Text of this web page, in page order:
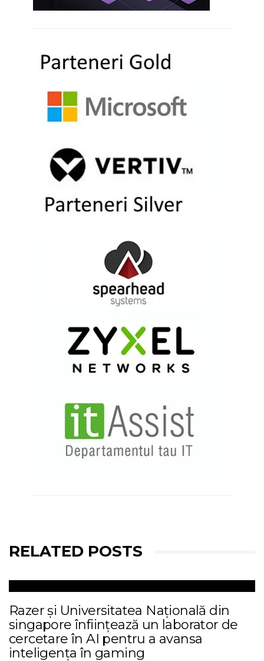
RELATED POSTS
Razer și Universitatea Națională din
singapore înființează un laborator de
cercetare în AI pentru a avansa
inteligența în gaming